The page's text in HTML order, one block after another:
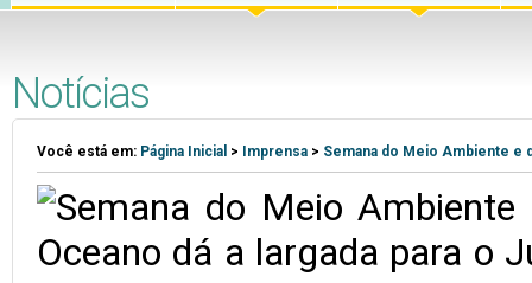
Notícias
Você está em: Página Inicial > Imprensa > Semana do Meio Ambiente e